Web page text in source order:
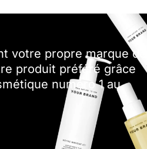
votre propre marque de
produit préféré grâce
numéro 1 au